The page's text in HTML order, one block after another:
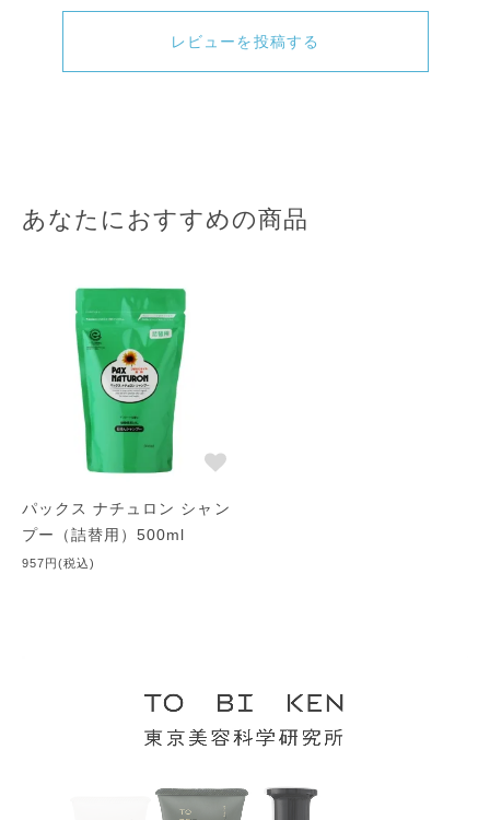
レビューを投稿する
あなたにおすすめの商品
パックス ナチュロン シャン
プー（詰替用）500ml
957円(税込)